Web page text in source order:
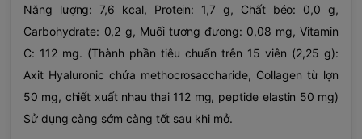
Năng lượng: 7,6 kcal, Protein: 1,7 g, Chất béo: 0,0 g,
Carbohydrate: 0,2 g, Muối tương đương: 0,08 mg, Vitamin
C: 112 mg. (Thành phần tiêu chuẩn trên 15 viên (2,25 g):
Axit Hyaluronic chứa methocrosaccharide, Collagen từ lợn
50 mg, chiết xuất nhau thai 112 mg, peptide elastin 50 mg)
Sử dụng càng sớm càng tốt sau khi mở.